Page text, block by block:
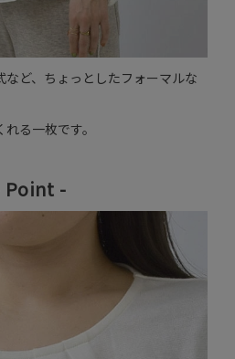
など、ちょっとしたフォーマルな
る一枚です。
Point -